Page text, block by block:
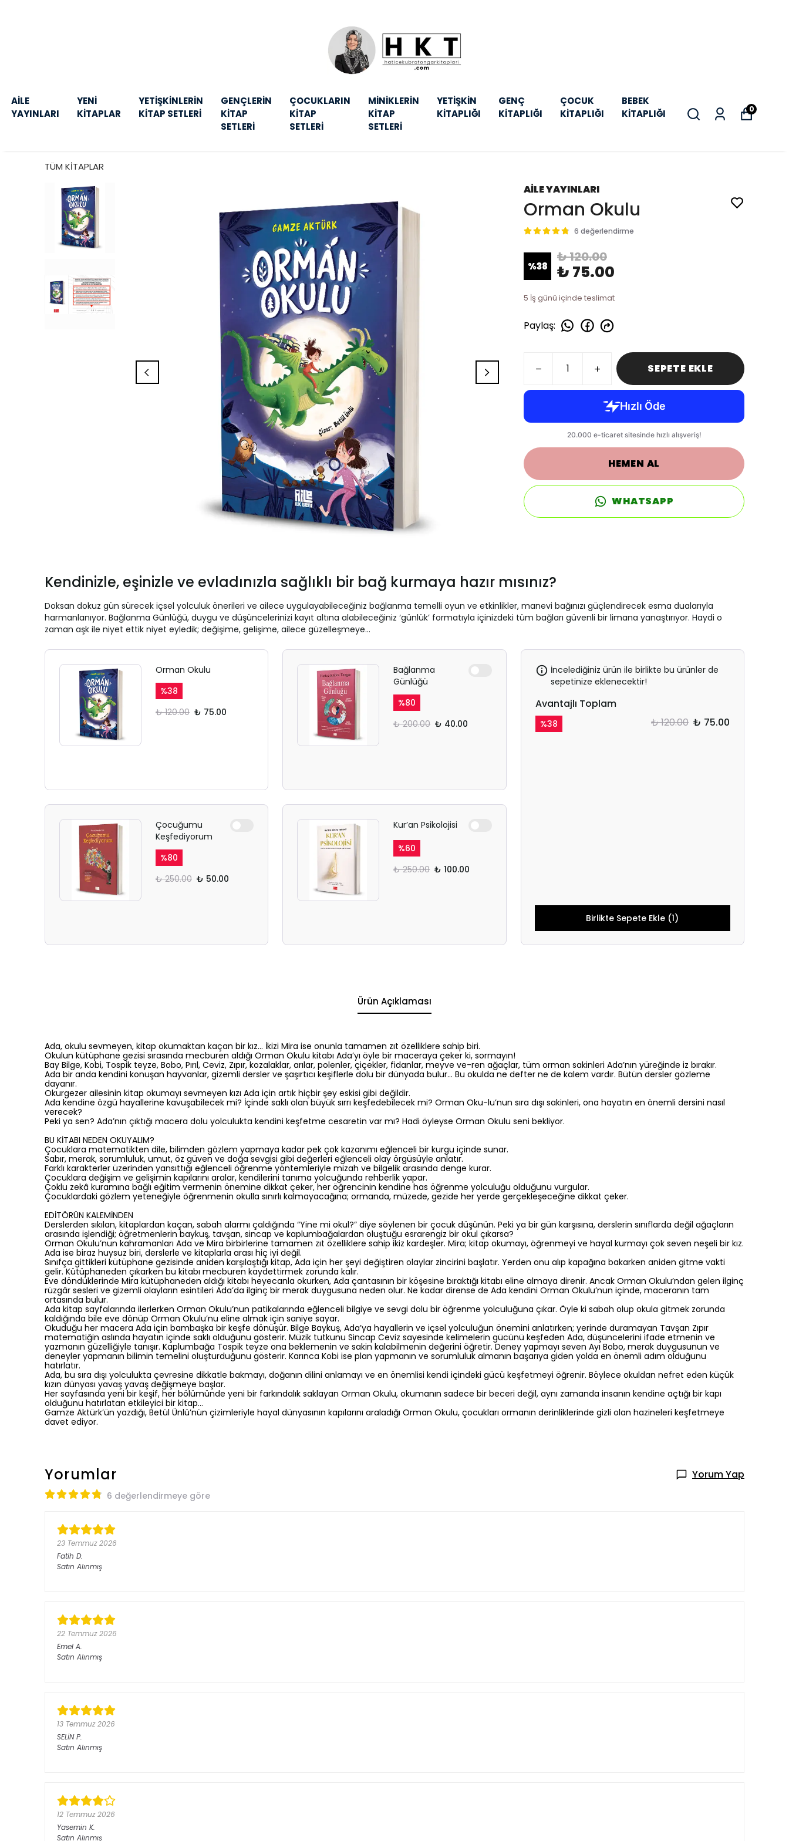
AİLE
YAYINLARI
YENİ
KİTAPLAR
YETİŞKİNLERİN
KİTAP SETLERİ
GENÇLERİN
KİTAP
SETLERİ
ÇOCUKLARIN
KİTAP
SETLERİ
MİNİKLERİN
KİTAP
SETLERİ
YETİŞKİN
KİTAPLIĞI
GENÇ
KİTAPLIĞI
ÇOCUK
KİTAPLIĞI
BEBEK
KİTAPLIĞI
0
TÜM KİTAPLAR
AİLE YAYINLARI
Orman Okulu
6 değerlendirme
%38
₺ 120.00
₺ 75.00
5 İş günü içinde teslimat
Paylaş:
SEPETE EKLE
HEMEN AL
WHATSAPP
Kendinizle, eşinizle ve evladınızla sağlıklı bir bağ kurmaya hazır mısınız?
Doksan dokuz gün sürecek içsel yolculuk önerileri ve ailece uygulayabileceğiniz bağlanma temelli oyun ve etkinlikler, manevi bağınızı güçlendirecek esma dualarıyla
harmanlanıyor. Bağlanma Günlüğü, duygu ve düşüncelerinizi kayıt altına alabileceğiniz ‘günlük’ formatıyla içinizdeki tüm bağları güvenli bir limana yanaştırıyor. Haydi o
zaman aşk ile niyet ettik niyet eyledik; değişime, gelişime, ailece güzelleşmeye…
Orman Okulu
%38
₺ 120.00 ₺ 75.00
Bağlanma
Günlüğü
%80
₺ 200.00 ₺ 40.00
Çocuğumu
Keşfediyorum
%80
₺ 250.00 ₺ 50.00
Kur’an Psikolojisi
%60
₺ 250.00 ₺ 100.00
İncelediğiniz ürün ile birlikte bu ürünler de
sepetinize eklenecektir!
Avantajlı Toplam
%38 ₺ 120.00 ₺ 75.00
Birlikte Sepete Ekle (1)
Ürün Açıklaması
Ada, okulu sevmeyen, kitap okumaktan kaçan bir kız... İkizi Mira ise onunla tamamen zıt özelliklere sahip biri.
Okulun kütüphane gezisi sırasında mecburen aldığı Orman Okulu kitabı Ada’yı öyle bir maceraya çeker ki, sormayın!
Bay Bilge, Kobi, Tospik teyze, Bobo, Pırıl, Ceviz, Zıpır, kozalaklar, arılar, polenler, çiçekler, fidanlar, meyve ve-ren ağaçlar, tüm orman sakinleri Ada’nın yüreğinde iz bırakır.
Ada bir anda kendini konuşan hayvanlar, gizemli dersler ve şaşırtıcı keşiflerle dolu bir dünyada bulur… Bu okulda ne defter ne de kalem vardır. Bütün dersler gözleme
dayanır.
Okurgezer ailesinin kitap okumayı sevmeyen kızı Ada için artık hiçbir şey eskisi gibi değildir.
Ada kendine özgü hayallerine kavuşabilecek mi? İçinde saklı olan büyük sırrı keşfedebilecek mi? Orman Oku-lu’nun sıra dışı sakinleri, ona hayatın en önemli dersini nasıl
verecek?
Peki ya sen? Ada’nın çıktığı macera dolu yolculukta kendini keşfetme cesaretin var mı? Hadi öyleyse Orman Okulu seni bekliyor.
BU KİTABI NEDEN OKUYALIM?
Çocuklara matematikten dile, bilimden gözlem yapmaya kadar pek çok kazanımı eğlenceli bir kurgu içinde sunar.
Sabır, merak, sorumluluk, umut, öz güven ve doğa sevgisi gibi değerleri eğlenceli olay örgüsüyle anlatır.
Farklı karakterler üzerinden yansıttığı eğlenceli öğrenme yöntemleriyle mizah ve bilgelik arasında denge kurar.
Çocuklara değişim ve gelişimin kapılarını aralar, kendilerini tanıma yolcuğunda rehberlik yapar.
Çoklu zekâ kuramına bağlı eğitim vermenin önemine dikkat çeker, her öğrencinin kendine has öğrenme yolculuğu olduğunu vurgular.
Çocuklardaki gözlem yeteneğiyle öğrenmenin okulla sınırlı kalmayacağına; ormanda, müzede, gezide her yerde gerçekleşeceğine dikkat çeker.
EDİTÖRÜN KALEMİNDEN
Derslerden sıkılan, kitaplardan kaçan, sabah alarmı çaldığında “Yine mi okul?” diye söylenen bir çocuk düşünün. Peki ya bir gün karşısına, derslerin sınıflarda değil ağaçların
arasında işlendiği; öğretmenlerin baykuş, tavşan, sincap ve kaplumbağalardan oluştuğu esrarengiz bir okul çıkarsa?
Orman Okulu’nun kahramanları Ada ve Mira birbirlerine tamamen zıt özelliklere sahip ikiz kardeşler. Mira; kitap okumayı, öğrenmeyi ve hayal kurmayı çok seven neşeli bir kız.
Ada ise biraz huysuz biri, derslerle ve kitaplarla arası hiç iyi değil.
Sınıfça gittikleri kütüphane gezisinde aniden karşılaştığı kitap, Ada için her şeyi değiştiren olaylar zincirini başlatır. Yerden onu alıp kapağına bakarken aniden gitme vakti
gelir. Kütüphaneden çıkarken bu kitabı mecburen kaydettirmek zorunda kalır.
Eve döndüklerinde Mira kütüphaneden aldığı kitabı heyecanla okurken, Ada çantasının bir köşesine bıraktığı kitabı eline almaya direnir. Ancak Orman Okulu’ndan gelen ilginç
rüzgâr sesleri ve gizemli olayların esintileri Ada’da ilginç bir merak duygusuna neden olur. Ne kadar dirense de Ada kendini Orman Okulu’nun içinde, maceranın tam
ortasında bulur.
Ada kitap sayfalarında ilerlerken Orman Okulu’nun patikalarında eğlenceli bilgiye ve sevgi dolu bir öğrenme yolculuğuna çıkar. Öyle ki sabah olup okula gitmek zorunda
kaldığında bile eve dönüp Orman Okulu’nu eline almak için saniye sayar.
Okuduğu her macera Ada için bambaşka bir keşfe dönüşür. Bilge Baykuş, Ada’ya hayallerin ve içsel yolculuğun önemini anlatırken; yerinde duramayan Tavşan Zıpır
matematiğin aslında hayatın içinde saklı olduğunu gösterir. Müzik tutkunu Sincap Ceviz sayesinde kelimelerin gücünü keşfeden Ada, düşüncelerini ifade etmenin ve
yazmanın güzelliğiyle tanışır. Kaplumbağa Tospik teyze ona beklemenin ve sakin kalabilmenin değerini öğretir. Deney yapmayı seven Ayı Bobo, merak duygusunun ve
deneyler yapmanın bilimin temelini oluşturduğunu gösterir. Karınca Kobi ise plan yapmanın ve sorumluluk almanın başarıya giden yolda en önemli adım olduğunu
hatırlatır.
Ada, bu sıra dışı yolculukta çevresine dikkatle bakmayı, doğanın dilini anlamayı ve en önemlisi kendi içindeki gücü keşfetmeyi öğrenir. Böylece okuldan nefret eden küçük
kızın dünyası yavaş yavaş değişmeye başlar.
Her sayfasında yeni bir keşif, her bölümünde yeni bir farkındalık saklayan Orman Okulu, okumanın sadece bir beceri değil, aynı zamanda insanın kendine açtığı bir kapı
olduğunu hatırlatan etkileyici bir kitap…
Gamze Aktürk’ün yazdığı, Betül Ünlü’nün çizimleriyle hayal dünyasının kapılarını araladığı Orman Okulu, çocukları ormanın derinliklerinde gizli olan hazineleri keşfetmeye
davet ediyor.
Yorumlar Yorum Yap
6 değerlendirmeye göre
23 Temmuz 2026
Fatih D.
Satın Alınmış
22 Temmuz 2026
Emel A.
Satın Alınmış
13 Temmuz 2026
SELİN P.
Satın Alınmış
12 Temmuz 2026
Yasemin K.
Satın Alınmış